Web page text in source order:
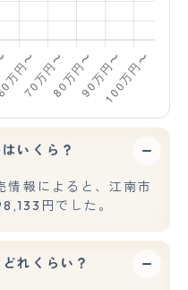
いくら？
報によると、江南市
円でした。
れくらい？